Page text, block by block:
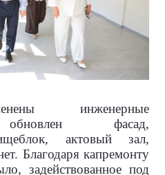
инженерные
фасад,
актовый зал,
Благодаря капремонту
задействованное под